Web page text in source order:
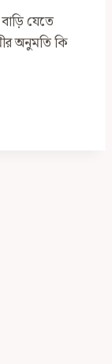
যেতে
অনুমতি কি